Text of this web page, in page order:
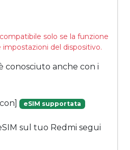
solo se la funzione
del dispositivo.
conosciuto anche con i
eSIM supportata
sul tuo Redmi segui